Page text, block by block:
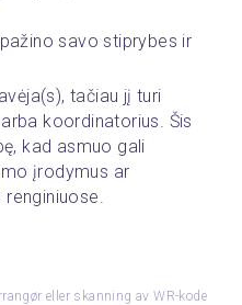
savo stiprybes ir
tačiau jį turi
koordinatorius. Šis
kad asmuo gali
įrodymus ar
eller skanning av WR-kode